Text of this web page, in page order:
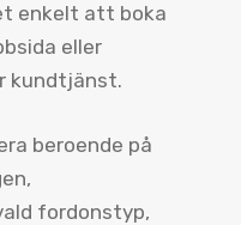
enkelt att boka
eller
kundtjänst.
beroende på
fordonstyp,